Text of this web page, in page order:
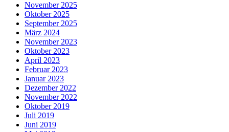
November 2025
Oktober 2025
September 2025
März 2024
November 2023
Oktober 2023
April 2023
Februar 2023
Januar 2023
Dezember 2022
November 2022
Oktober 2019
Juli 2019
Juni 2019